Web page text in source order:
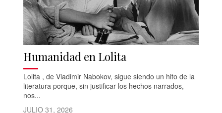
Humanidad en Lolita
Lolita , de Vladimir Nabokov, sigue siendo un hito de la
literatura porque, sin justificar los hechos narrados,
nos...
JULIO 31, 2026